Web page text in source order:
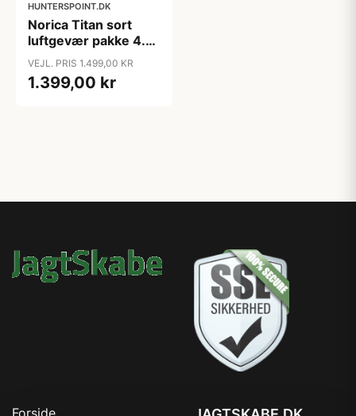
HUNTERSPOINT.DK
Norica Titan sort
luftgevær pakke 4.5
mm. incl kikkert
4x20, taske og hagl
VEJL. PRIS 1.499,00 KR
1.399,00 kr